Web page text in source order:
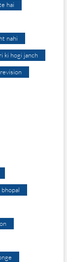
hai
nahi
ki hogi janch